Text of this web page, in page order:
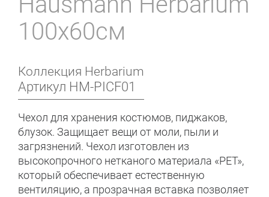
100x60см
Коллекция Herbarium
Артикул HM-PICF01
Чехол для хранения костюмов, пиджаков,
блузок. Защищает вещи от моли, пыли и
загрязнений. Чехол изготовлен из
высокопрочного нетканого материала «PET»,
который обеспечивает естественную
вентиляцию, а прозрачная вставка позволяет